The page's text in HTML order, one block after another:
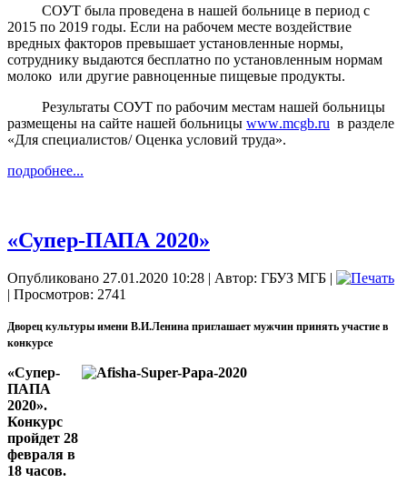
СОУТ была проведена в нашей больнице в период с
2015 по 2019 годы. Если на рабочем месте воздействие
вредных факторов превышает установленные нормы,
сотруднику выдаются бесплатно по установленным нормам
молоко или другие равноценные пищевые продукты.
Результаты СОУТ по рабочим местам нашей больницы
размещены на сайте нашей больницы www.mcgb.ru в разделе
«Для специалистов/ Оценка условий труда».
подробнее...
«Супер-ПАПА 2020»
Опубликовано 27.01.2020 10:28 | Автор: ГБУЗ МГБ |
| Просмотров: 2741
Дворец культуры имени В.И.Ленина приглашает мужчин принять участие в
конкурсе
«Супер-
ПАПА
2020».
Конкурс
пройдет 28
февраля в
18 часов.